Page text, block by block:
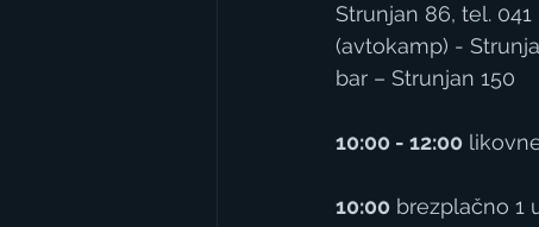
Strunjan 86, tel.
(avtokamp) -
bar – Strunjan 150
10:00 ­- 12:00
10:00 brezplačno 1